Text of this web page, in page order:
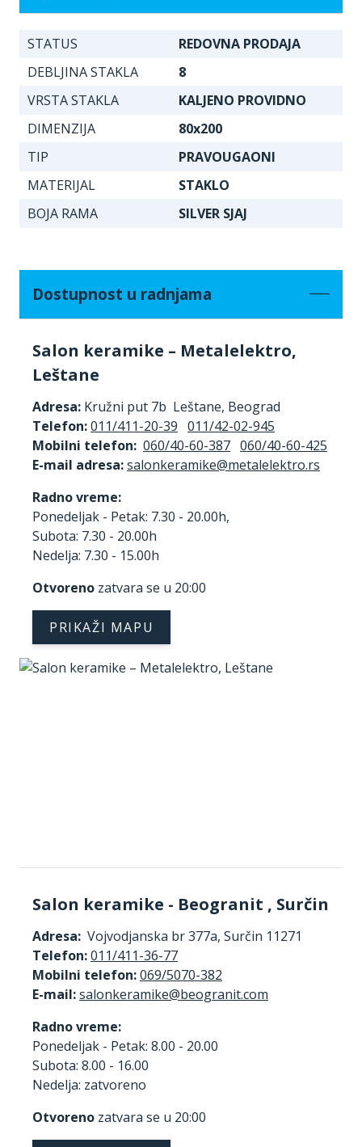
STATUS
REDOVNA PRODAJA
DEBLJINA STAKLA
8
VRSTA STAKLA
KALJENO PROVIDNO
DIMENZIJA
80x200
TIP
PRAVOUGAONI
MATERIJAL
STAKLO
BOJA RAMA
SILVER SJAJ
Dostupnost u radnjama
Salon keramike – Metalelektro,
Leštane
Adresa: Kružni put 7b Leštane, Beograd
Telefon:011/411-20-39 011/42-02-945
Mobilni telefon: 060/40-60-387 060/40-60-425
E-mail adresa:
Radno vreme:
Ponedeljak - Petak: 7.30 - 20.00h,
Subota: 7.30 - 20.00h
Nedelja: 7.30 - 15.00h
Otvoreno zatvara se u 20:00
PRIKAŽI MAPU
Salon keramike - Beogranit , Surčin
Adresa: Vojvodjanska br 377a, Surčin 11271
Telefon:011/411-36-77
Mobilni telefon:069/5070-382
E-mail:
Radno vreme:
Ponedeljak - Petak: 8.00 - 20.00
Subota: 8.00 - 16.00
Nedelja: zatvoreno
Otvoreno zatvara se u 20:00